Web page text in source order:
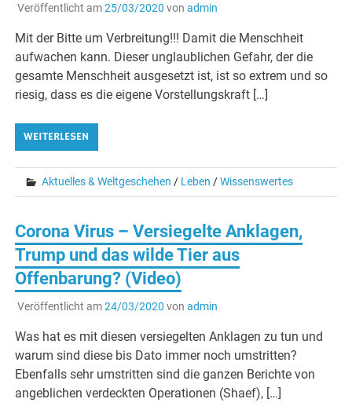
Veröffentlicht am25/03/2020 von admin
Mit der Bitte um Verbreitung!!! Damit die Menschheit
aufwachen kann. Dieser unglaublichen Gefahr, der die
gesamte Menschheit ausgesetzt ist, ist so extrem und so
riesig, dass es die eigene Vorstellungskraft […]
WEITERLESEN
Aktuelles & Weltgeschehen / Leben /Wissenswertes
Corona Virus – Versiegelte Anklagen,
Trump und das wilde Tier aus
Offenbarung? (Video)
Veröffentlicht am24/03/2020 von admin
Was hat es mit diesen versiegelten Anklagen zu tun und
warum sind diese bis Dato immer noch umstritten?
Ebenfalls sehr umstritten sind die ganzen Berichte von
angeblichen verdeckten Operationen (Shaef), […]